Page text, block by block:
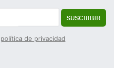
SUSCRIBIR
política de privacidad